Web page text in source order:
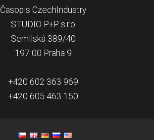
Časopis CzechIndustry
STUDIO P+P s.r.o
Semilská 389/40
197 00 Praha 9
+420 602 363 969
+420 605 463 150